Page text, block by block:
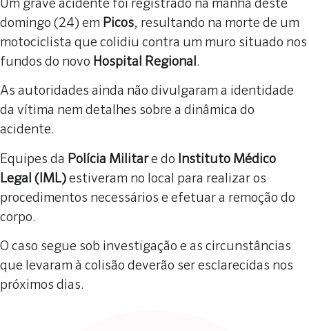
Um grave acidente foi registrado na manhã deste
domingo (24) em Picos, resultando na morte de um
motociclista que colidiu contra um muro situado nos
fundos do novo Hospital Regional .
As autoridades ainda não divulgaram a identidade
da vítima nem detalhes sobre a dinâmica do
acidente.
Equipes da Polícia Militare do Instituto Médico
Legal (IML) estiveram no local para realizar os
procedimentos necessários e efetuar a remoção do
corpo.
O caso segue sob investigação e as circunstâncias
que levaram à colisão deverão ser esclarecidas nos
próximos dias.